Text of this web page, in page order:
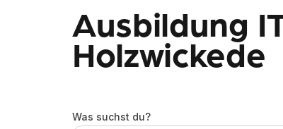
Ausbildung
Holzwickede
Was suchst du?